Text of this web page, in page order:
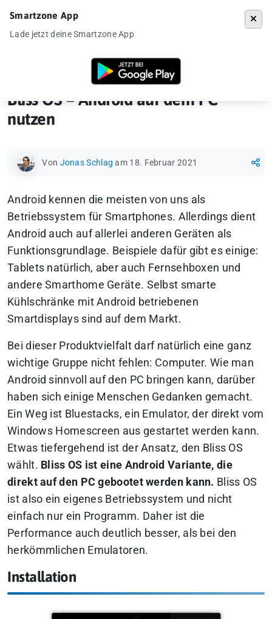
Bliss OS – Android auf dem PC nutzen
Bliss OS – Android auf dem PC
nutzen
Von Jonas Schlag am 18. Februar 2021
Android kennen die meisten von uns als
Betriebssystem für Smartphones. Allerdings dient
Android auch auf allerlei anderen Geräten als
Funktionsgrundlage. Beispiele dafür gibt es einige:
Tablets natürlich, aber auch Fernsehboxen und
andere Smarthome Geräte. Selbst smarte
Kühlschränke mit Android betriebenen
Smartdisplays sind auf dem Markt.
Bei dieser Produktvielfalt darf natürlich eine ganz
wichtige Gruppe nicht fehlen: Computer. Wie man
Android sinnvoll auf den PC bringen kann, darüber
haben sich einige Menschen Gedanken gemacht.
Ein Weg ist Bluestacks, ein Emulator, der direkt vom
Windows Homescreen aus gestartet werden kann.
Etwas tiefergehend ist der Ansatz, den Bliss OS
wählt. Bliss OS ist eine Android Variante, die
direkt auf den PC gebootet werden kann. Bliss OS
ist also ein eigenes Betriebssystem und nicht
einfach nur ein Programm. Daher ist die
Performance auch deutlich besser, als bei den
herkömmlichen Emulatoren.
Installation
Smartzone App
Lade jetzt deine Smartzone App